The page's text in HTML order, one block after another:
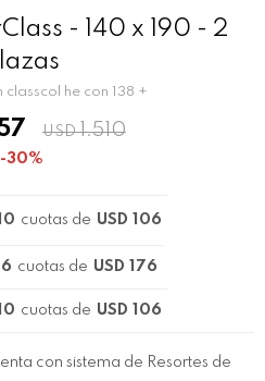
- 140 x 190 - 2
classcol he con 138 +
USD 1.510
30
10 cuotas de USD 106
6 cuotas de USD 176
10 cuotas de USD 106
con sistema de Resortes de